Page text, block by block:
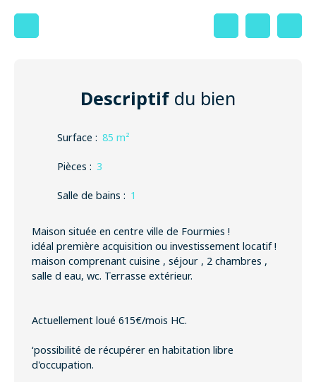
Descriptifdu bien
Surface : 85 m²
Pièces : 3
Salle de bains : 1
Maison située en centre ville de Fourmies !
idéal première acquisition ou investissement locatif !
maison comprenant cuisine , séjour , 2 chambres ,
salle d eau, wc. Terrasse extérieur.
Actuellement loué 615€/mois HC.
‘possibilité de récupérer en habitation libre
d'occupation.